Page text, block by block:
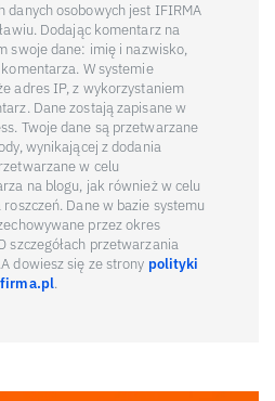
danych osobowych jest IFIRMA
Dodając komentarz na
swoje dane: imię i nazwisko,
W systemie
adres IP, z wykorzystaniem
Dane zostają zapisane w
Twoje dane są przetwarzane
wynikającej z dodania
w celu
na blogu, jak również w celu
Dane w bazie systemu
przez okres
szczegółach przetwarzania
dowiesz się ze strony polityki
.